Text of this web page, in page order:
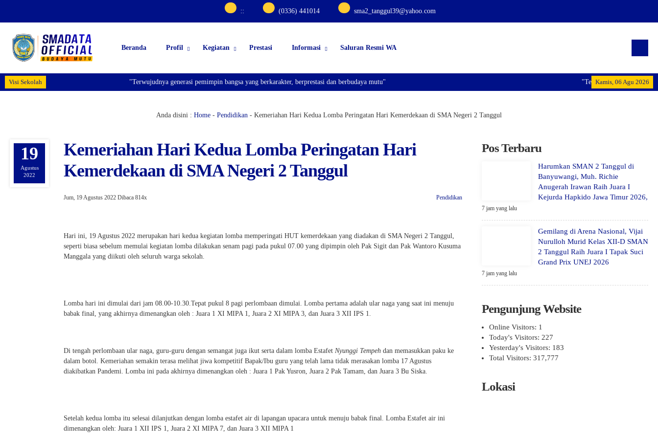
:: (0336) 441014 sma2_tanggul39@yahoo.com
Beranda Profil Kegiatan Prestasi Informasi Saluran Resmi WA
Visi Sekolah Kamis, 06 Agu 2026
"Terwujudnya generasi
"Terwujudnya generasi pemimpin bangsa yang berkarakter, berprestasi dan berbudaya mutu"
Anda disini : Home - Pendidikan - Kemeriahan Hari Kedua Lomba Peringatan Hari Kemerdekaan di SMA Negeri 2 Tanggul
19
Agustus
2022
Kemeriahan Hari Kedua Lomba Peringatan Hari
Kemerdekaan di SMA Negeri 2 Tanggul
Jum, 19 Agustus 2022 Dibaca 814x Pendidikan
Hari ini, 19 Agustus 2022 merupakan hari kedua kegiatan lomba memperingati HUT kemerdekaan yang diadakan di SMA Negeri 2 Tanggul,
seperti biasa sebelum memulai kegiatan lomba dilakukan senam pagi pada pukul 07.00 yang dipimpin oleh Pak Sigit dan Pak Wantoro Kusuma
Manggala yang diikuti oleh seluruh warga sekolah.
Lomba hari ini dimulai dari jam 08.00-10.30.Tepat pukul 8 pagi perlombaan dimulai. Lomba pertama adalah ular naga yang saat ini menuju
babak final, yang akhirnya dimenangkan oleh : Juara 1 XI MIPA 1, Juara 2 XI MIPA 3, dan Juara 3 XII IPS 1.
Di tengah perlombaan ular naga, guru-guru dengan semangat juga ikut serta dalam lomba Estafet Nyunggi Tempeh dan memasukkan paku ke
dalam botol. Kemeriahan semakin terasa melihat jiwa kompetitif Bapak/Ibu guru yang telah lama tidak merasakan lomba 17 Agustus
diakibatkan Pandemi. Lomba ini pada akhirnya dimenangkan oleh : Juara 1 Pak Yusron, Juara 2 Pak Tamam, dan Juara 3 Bu Siska.
Setelah kedua lomba itu selesai dilanjutkan dengan lomba estafet air di lapangan upacara untuk menuju babak final. Lomba Estafet air ini
dimenangkan oleh: Juara 1 XII IPS 1, Juara 2 XI MIPA 7, dan Juara 3 XII MIPA 1
Pos Terbaru
Harumkan SMAN 2 Tanggul di
Banyuwangi, Muh. Richie
Anugerah Irawan Raih Juara I
Kejurda Hapkido Jawa Timur 2026,
7 jam yang lalu
Gemilang di Arena Nasional, Vijai
Nurulloh Murid Kelas XII-D SMAN
2 Tanggul Raih Juara I Tapak Suci
Grand Prix UNEJ 2026
7 jam yang lalu
Pengunjung Website
Online Visitors: 1
Today's Visitors: 227
Yesterday's Visitors: 183
Total Visitors: 317,777
Lokasi